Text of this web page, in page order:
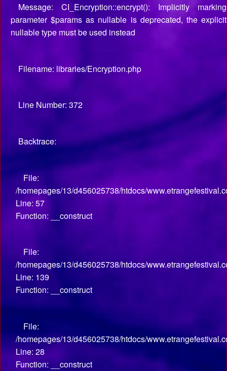
Message: CI_Encryption::encrypt(): Implicitly marking
parameter $params as nullable is deprecated, the explicit
nullable type must be used instead
Filename: libraries/Encryption.php
Line Number: 372
Backtrace:
File:
/homepages/13/d456025738/htdocs/
Line: 57
Function: __construct
File:
/homepages/13/d456025738/htdocs/
Line: 139
Function: __construct
File:
/homepages/13/d456025738/htdocs/
Line: 28
Function: __construct